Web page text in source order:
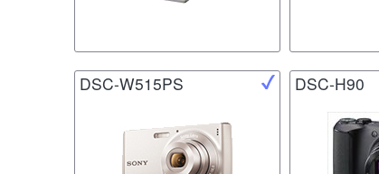
DSC-W515PS DSC-H90